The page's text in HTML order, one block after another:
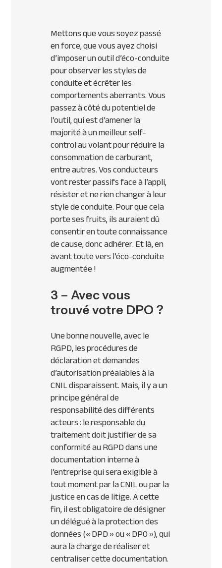
Mettons que vous soyez passé
en force, que vous ayez choisi
d’imposerun outil d’éco-conduite
pour observer les styles de
conduite et écrêter les
comportements aberrants. Vous
passez à côté du potentiel de
l’outil, qui est d’amener la
majorité à un meilleur self-
control au volant pour réduire la
consommation de carburant,
entre autres. Vos conducteurs
vont rester passifs face à l’appli,
résister et ne rien changer à leur
style de conduite. Pour que cela
porte ses fruits, ils auraient dû
consentir en toute connaissance
de cause, donc adhérer. Et là, en
avant toute vers l’éco-conduite
augmentée !
3 – Avec vous
trouvé votre DPO ?
Une bonne nouvelle, avec le
RGPD, les procédures de
déclaration et demandes
d’autorisation préalables à la
CNIL disparaissent. Mais, il y a un
principe général de
responsabilité des différents
acteurs : le responsable du
traitement doit justifier de sa
conformité au RGPD dans une
documentation interne à
l’entreprise qui sera exigible à
tout moment par la CNIL ou par la
justice en cas de litige. A cette
fin, il est obligatoire de désigner
un délégué à la protection des
données (« DPD » ou « DPO »), qui
aura la charge de réaliser et
centraliser cette documentation.